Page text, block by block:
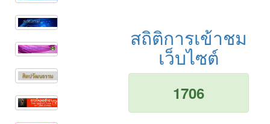
สถิติการเข้าชม
เว็บไซต์
1706